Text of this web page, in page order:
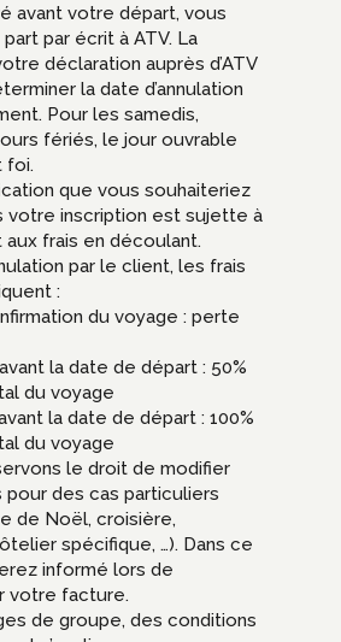
avant votre départ, vous
par écrit à ATV. La
déclaration auprès d’ATV
la date d’annulation
Pour les samedis,
fériés, le jour ouvrable
foi.
que vous souhaiteriez
votre inscription est sujette à
frais en découlant.
par le client, les frais
:
du voyage : perte
la date de départ : 50%
du voyage
la date de départ : 100%
du voyage
le droit de modifier
des cas particuliers
de Noël, croisière,
spécifique, …). Dans ce
informé lors de
votre facture.
de groupe, des conditions